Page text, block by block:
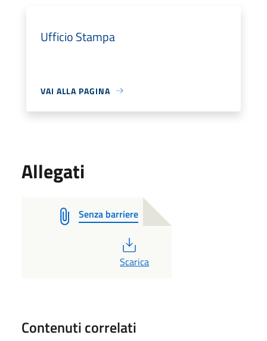
Ufficio Stampa
VAI ALLA PAGINA
Allegati
Senza barriere
PDF
Scarica
Contenuti correlati